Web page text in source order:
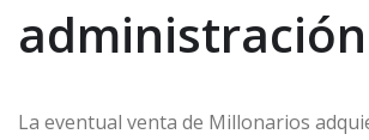
La eventual venta de Millonarios